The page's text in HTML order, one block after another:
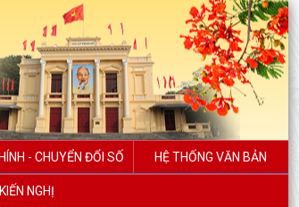
- CHUYỂN ĐỔI SỐ HỆ THỐNG VĂN BẢN
NGHỊ